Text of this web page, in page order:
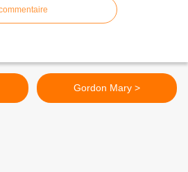
Gordon Mary >